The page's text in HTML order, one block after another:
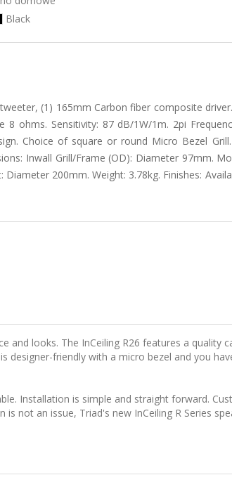
Black
(1) 165mm Carbon fiber composite
8 ohms. Sensitivity: 87 dB/1W/1m. 2pi
Choice of square or round Micro Bezel
Inwall Grill/Frame (OD): Diameter 97mm.
Diameter 200mm. Weight: 3.78kg. Finishes:
looks. The InCeiling R26 features a quality
friendly with a micro bezel and you
Installation is simple and straight forward.
not an issue, Triad's new InCeiling R Series